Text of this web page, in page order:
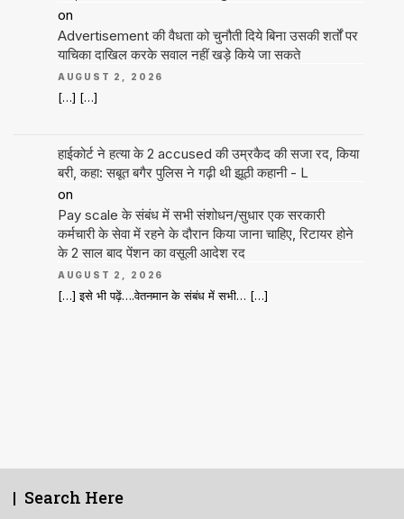
on
Advertisement की वैधता को चुनौती दिये बिना उसकी शर्तों पर
याचिका दाखिल करके सवाल नहीं खड़े किये जा सकते
AUGUST 2, 2026
[…] […]
हाईकोर्ट ने हत्या के 2 accused की उम्रकैद की सजा रद, किया
बरी, कहा: सबूत बगैर पुलिस ने गढ़ी थी झूठी कहानी - L
on
Pay scale के संबंध में सभी संशोधन/सुधार एक सरकारी
कर्मचारी के सेवा में रहने के दौरान किया जाना चाहिए, रिटायर होने
के 2 साल बाद पेंशन का वसूली आदेश रद
AUGUST 2, 2026
[…] इसे भी पढ़ें….वेतनमान के संबंध में सभी… […]
Search Here